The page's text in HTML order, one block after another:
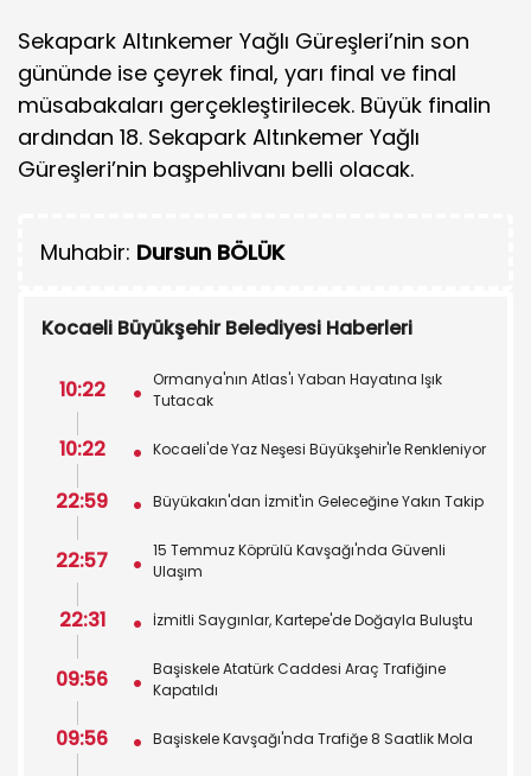
Sekapark Altınkemer Yağlı Güreşleri’nin son
gününde ise çeyrek final, yarı final ve final
müsabakaları gerçekleştirilecek. Büyük finalin
ardından 18. Sekapark Altınkemer Yağlı
Güreşleri’nin başpehlivanı belli olacak.
Muhabir: Dursun BÖLÜK
Kocaeli Büyükşehir Belediyesi Haberleri
10:22
Ormanya'nın Atlas'ı Yaban Hayatına Işık
Tutacak
10:22 Kocaeli'de Yaz Neşesi Büyükşehir'le Renkleniyor
22:59 Büyükakın'dan İzmit'in Geleceğine Yakın Takip
22:57
15 Temmuz Köprülü Kavşağı'nda Güvenli
Ulaşım
22:31 İzmitli Saygınlar, Kartepe'de Doğayla Buluştu
09:56
Başiskele Atatürk Caddesi Araç Trafiğine
Kapatıldı
09:56 Başiskele Kavşağı'nda Trafiğe 8 Saatlik Mola